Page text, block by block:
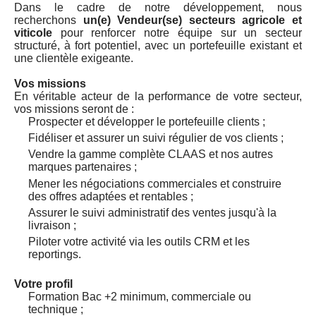
Dans le cadre de notre développement, nous
recherchons un(e) Vendeur(se) secteurs agricole et
viticole pour renforcer notre équipe sur un secteur
structuré, à fort potentiel, avec un portefeuille existant et
une clientèle exigeante.
Vos missions
En véritable acteur de la performance de votre secteur,
vos missions seront de :
Prospecter et développer le portefeuille clients ;
Fidéliser et assurer un suivi régulier de vos clients ;
Vendre la gamme complète CLAAS et nos autres
marques partenaires ;
Mener les négociations commerciales et construire
des offres adaptées et rentables ;
Assurer le suivi administratif des ventes jusqu'à la
livraison ;
Piloter votre activité via les outils CRM et les
reportings.
Votre profil
Formation Bac +2 minimum, commerciale ou
technique ;